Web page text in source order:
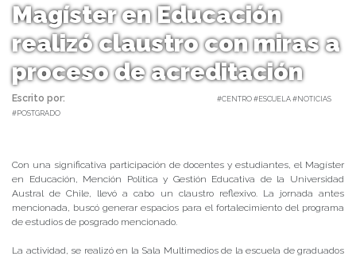
Magíster en Educación
realizó claustro con miras a
proceso de acreditación
Escrito por:
#CENTRO #ESCUELA #NOTICIAS
#POSTGRADO
Con una significativa participación de docentes y estudiantes, el Magíster
en Educación, Mención Política y Gestión Educativa de la Universidad
Austral de Chile, llevó a cabo un claustro reflexivo. La jornada antes
mencionada, buscó generar espacios para el fortalecimiento del programa
de estudios de posgrado mencionado.
La actividad, se realizó en la Sala Multimedios de la escuela de graduados